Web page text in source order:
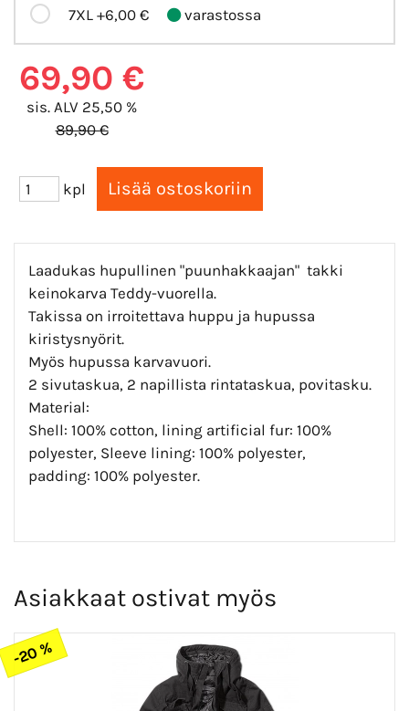
7XL +6,00 € varastossa
69,90 €
sis. ALV 25,50 %
89,90 €
kpl
Laadukas hupullinen "puunhakkaajan" takki
keinokarva Teddy-vuorella.
Takissa on irroitettava huppu ja hupussa
kiristysnyörit.
Myös hupussa karvavuori.
2 sivutaskua, 2 napillista rintataskua, povitasku.
Material:
Shell: 100% cotton, lining artificial fur: 100%
polyester, Sleeve lining: 100% polyester,
padding: 100% polyester.
Asiakkaat ostivat myös
-20 %